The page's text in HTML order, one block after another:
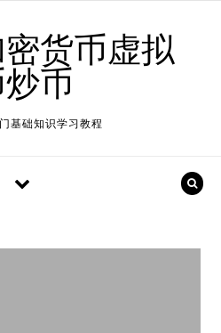
货币虚拟
币
基础知识学习教程